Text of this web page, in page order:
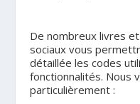
De nombreux livres
sociaux vous
détaillée les codes
fonctionnalités. Nous
particulièrement :